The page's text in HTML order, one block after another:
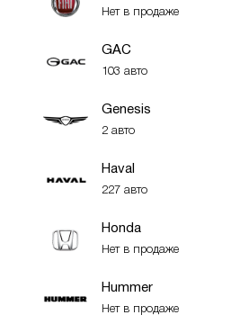
Нет в продаже
GAC
103 авто
Genesis
2 авто
Haval
227 авто
Honda
Нет в продаже
Hummer
Нет в продаже